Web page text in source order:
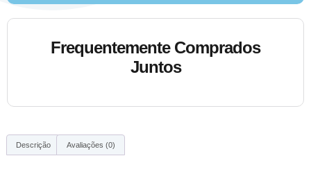
Frequentemente Comprados
Juntos
Descrição Avaliações (0)